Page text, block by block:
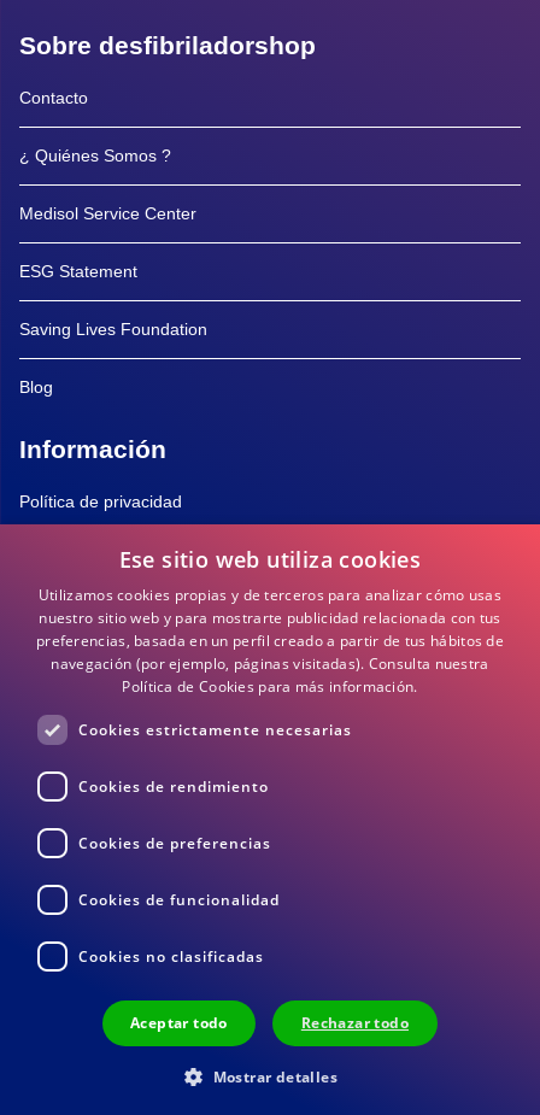
Sobre desfibriladorshop
Contacto
¿ Quiénes Somos ?
Medisol Service Center
ESG Statement
Saving Lives Foundation
Blog
Información
Política de privacidad
Política de Cookies
Términos y Condiciones
Preguntas frecuentes
DEA / DESA Información
© 2026 Medisol BV
Privacidad
Ese sitio web utiliza cookies
Utilizamos cookies propias y de terceros para analizar cómo usas
nuestro sitio web y para mostrarte publicidad relacionada con tus
preferencias, basada en un perfil creado a partir de tus hábitos de
navegación (por ejemplo, páginas visitadas). Consulta nuestra
Política de Cookies para más información.
Cookies estrictamente necesarias
Cookies de rendimiento
Cookies de preferencias
Cookies de funcionalidad
Cookies no clasificadas
Aceptar todo Rechazar todo
Mostrar detalles